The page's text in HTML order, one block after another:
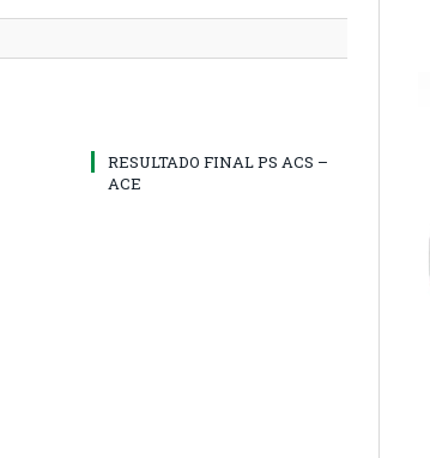
RESULTADO FINAL PS ACS –
ACE